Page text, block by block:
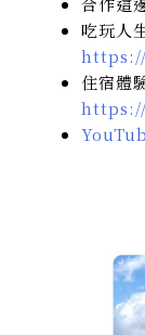
吃玩人
住宿體